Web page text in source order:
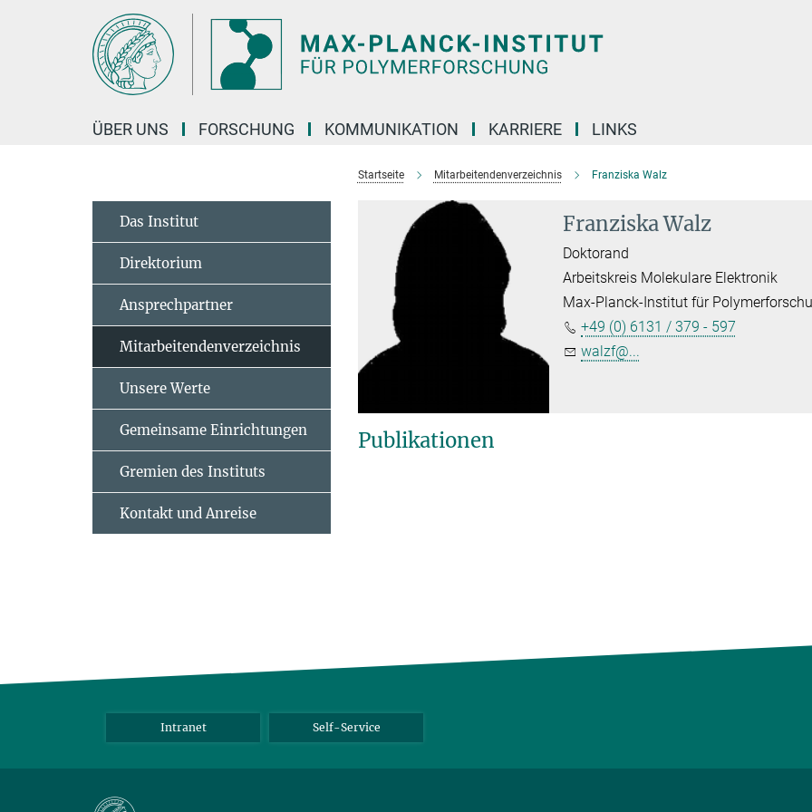
ÜBER UNS FORSCHUNG KOMMUNIKATION KARRIERE LINKS
Startseite Mitarbeitendenverzeichnis Franziska Walz
Franziska Walz
Doktorand
Arbeitskreis Molekulare Elektronik
Max-Planck-Institut für
+49 (0) 6131 / 379 - 597
walzf@...
Publikationen
Das Institut
Direktorium
Ansprechpartner
Mitarbeitendenverzeichnis
Unsere Werte
Gemeinsame Einrichtungen
Gremien des Instituts
Kontakt und Anreise
Intranet Self-Service